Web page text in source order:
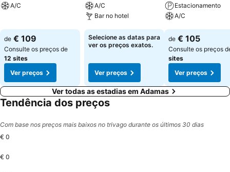
A/C
de € 109
Consulte os preços de
12 sites
Ver preços
A/C
Bar no hotel
Ver preços
Selecione as datas para
ver os preços exatos.
Ver preços
Estacionamento
A/C
Ver preços
de € 105
Consulte os preços
sites
Ver preços
Ver todas as estadias em Adamas
Tendência dos preços
Com base nos preços mais baixos no trivago durante os últimos 30 dias
€ 0
€ 0